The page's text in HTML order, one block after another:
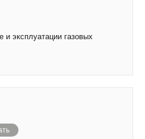
и эксплуатации газовых